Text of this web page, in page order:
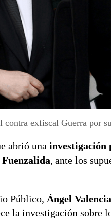
contra exfiscal Guerra por
abrió una investigación
, ante los
Público, Ángel
la investigación sobre